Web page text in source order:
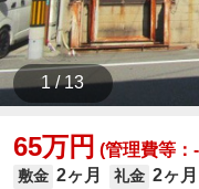
1 / 13
65万円 (管理費等：
敷金 2ヶ月 礼金 2ヶ月